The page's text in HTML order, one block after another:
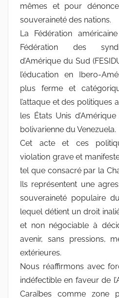
mêmes et pour
souveraineté des nations.
La Fédération
Fédération des
d’Amérique du Sud
l’éducation en Ibero-
plus ferme et
l’attaque et des politiques
les États Unis
bolivarienne du Venezuela.
Cet acte et ces
violation grave et
tel que consacré par la
Ils représentent une
souveraineté populaire
lequel détient un droit
et non négociable à
avenir, sans pressions,
extérieures.
Nous réaffirmons avec
indéfectible en faveur de
Caraïbes comme zone